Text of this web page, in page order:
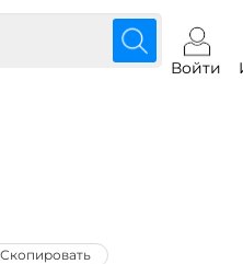
Войти
Скопировать